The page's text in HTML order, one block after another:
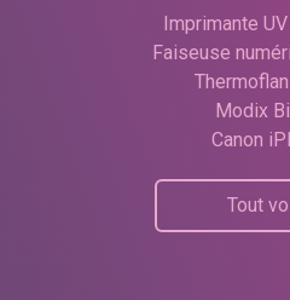
Imprimante
Faiseuse
Modix
Canon
Tout